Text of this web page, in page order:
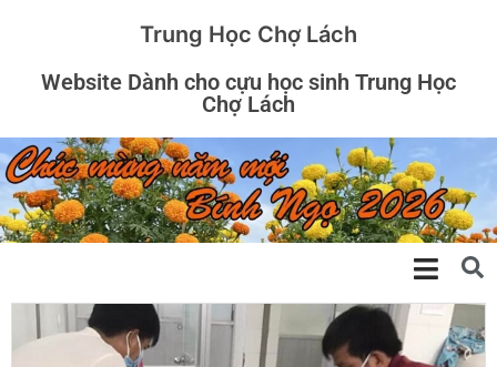
Trung Học Chợ Lách
Website Dành cho cựu học sinh Trung Học
Chợ Lách